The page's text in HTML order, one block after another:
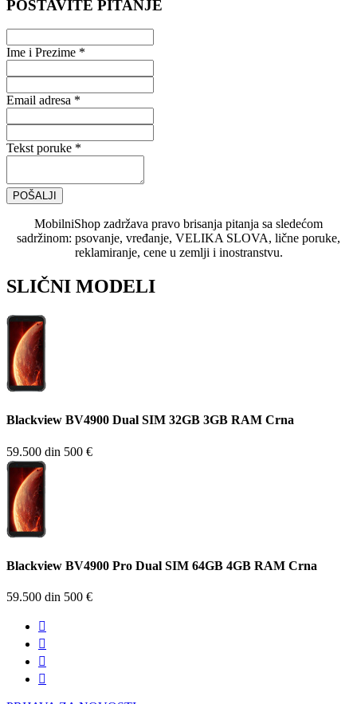
POSTAVITE PITANJE
Ime i Prezime *
Email adresa *
Tekst poruke *
POŠALJI
MobilniShop zadržava pravo brisanja pitanja sa sledećom
sadržinom: psovanje, vređanje, VELIKA SLOVA, lične poruke,
reklamiranje, cene u zemlji i inostranstvu.
SLIČNI MODELI
Blackview BV4900 Dual SIM 32GB 3GB RAM Crna
59.500 din 500 €
Blackview BV4900 Pro Dual SIM 64GB 4GB RAM Crna
59.500 din 500 €



